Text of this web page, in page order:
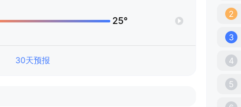
25°
30天预报
2
3
4
5